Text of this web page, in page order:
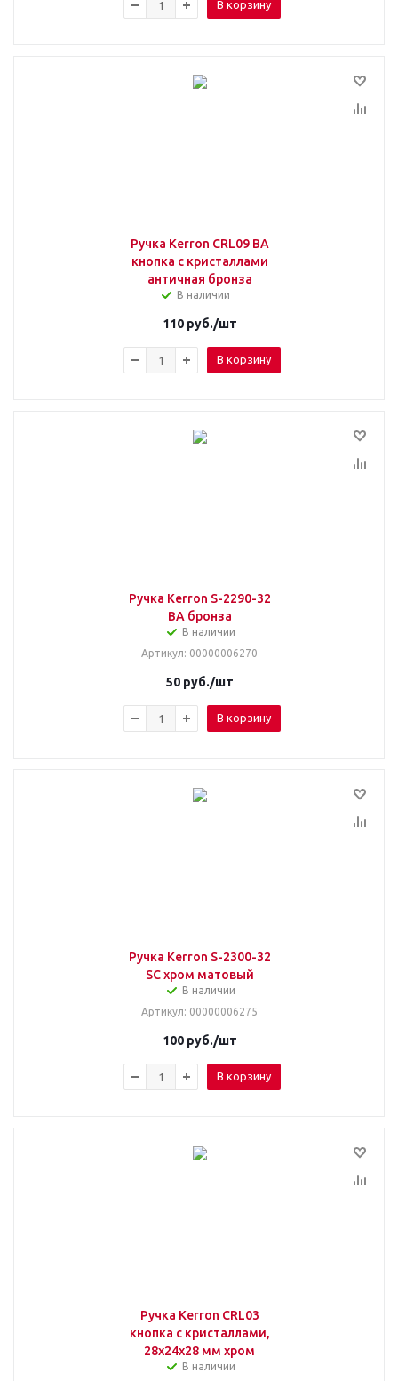
В корзину
Ручка Kerron CRL09 BA
кнопка с кристаллами
античная бронза
В наличии
110руб./шт
В корзину
Ручка Kerron S-2290-32
ВА бронза
В наличии
Артикул: 00000006270
50руб./шт
В корзину
Ручка Kerron S-2300-32
SC хром матовый
В наличии
Артикул: 00000006275
100руб./шт
В корзину
Ручка Kerron CRL03
кнопка с кристаллами,
28x24x28 мм хром
В наличии